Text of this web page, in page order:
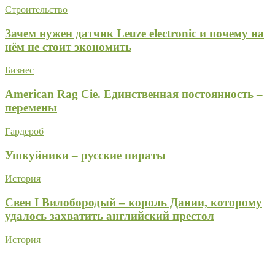
Строительство
Зачем нужен датчик Leuze electronic и почему на
нём не стоит экономить
Бизнес
American Rag Cie. Единственная постоянность –
перемены
Гардероб
Ушкуйники – русские пираты
История
Свен I Вилобородый – король Дании, которому
удалось захватить английский престол
История